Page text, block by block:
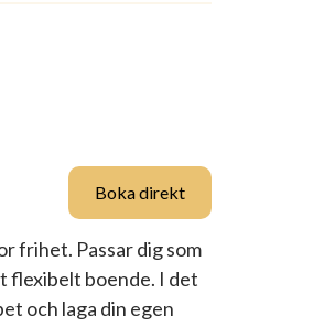
Boka direkt
frihet. Passar dig som
flexibelt boende. I det
och laga din egen